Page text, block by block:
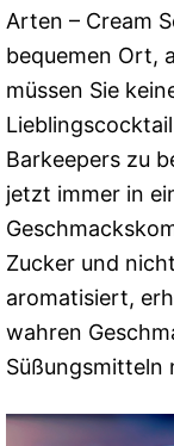
Arten – Cream
bequemen Ort,
müssen Sie
Barkeepers zu
jetzt immer in
Zucker und
aromatisiert,
wahren